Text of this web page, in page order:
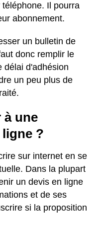
Il pourra
abonnement.
un bulletin de
donc remplir le
délai d'adhésion
un peu plus de
à une
?
sur internet en se
Dans la plupart
un devis en ligne
et de ses
si la proposition